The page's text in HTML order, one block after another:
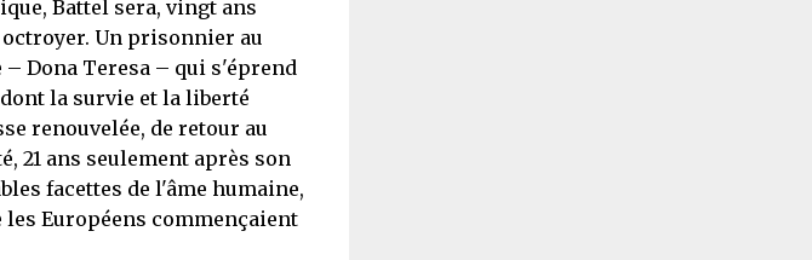
Battel sera, vingt ans
Un prisonnier au
Dona Teresa – qui s'éprend
la survie et la liberté
renouvelée, de retour au
21 ans seulement après son
facettes de l'âme humaine,
Européens commençaient